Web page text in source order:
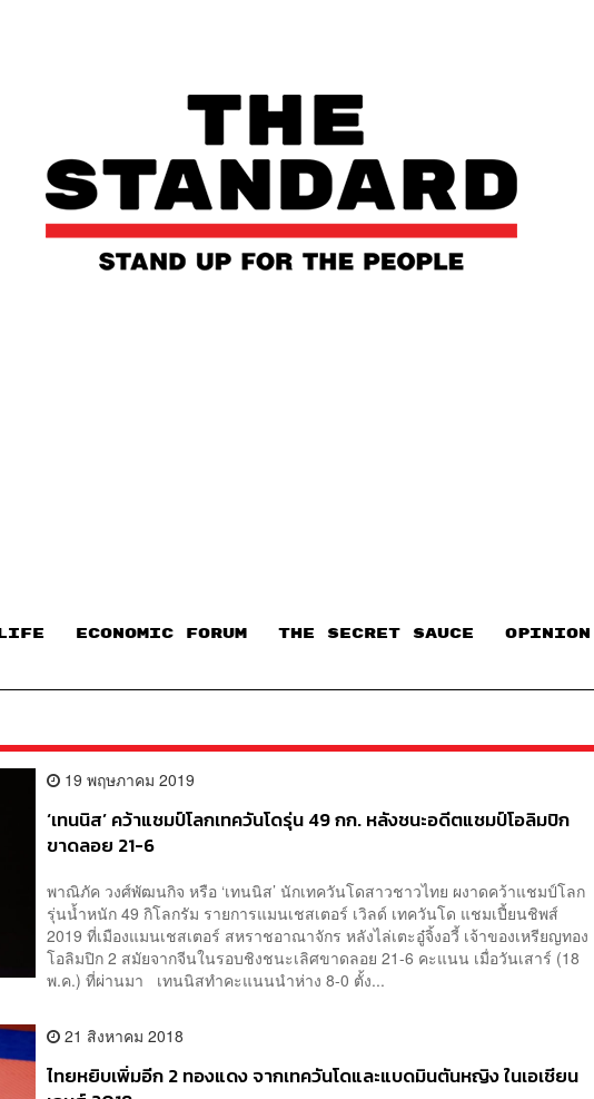
LIFE ECONOMIC FORUM THE SECRET SAUCE​ OPINION
19 พฤษภาคม 2019
‘เทนนิส’ คว้าแชมป์โลกเทควันโดรุ่น 49 กก. หลังชนะอดีตแชมป์โอลิมปิก
ขาดลอย 21-6
พาณิภัค วงศ์พัฒนกิจ หรือ ‘เทนนิส’ นักเทควันโดสาวชาวไทย ผงาดคว้าแชมป์โลก
รุ่นน้ำหนัก 49 กิโลกรัม รายการแมนเชสเตอร์ เวิลด์ เทควันโด แชมเปี้ยนชิพส์
2019 ที่เมืองแมนเชสเตอร์ สหราชอาณาจักร หลังไล่เตะอู๋จิ้งอวี้ เจ้าของเหรียญทอง
โอลิมปิก 2 สมัยจากจีนในรอบชิงชนะเลิศขาดลอย 21-6 คะแนน เมื่อวันเสาร์ (18
พ.ค.) ที่ผ่านมา เทนนิสทำคะแนนนำห่าง 8-0 ตั้ง...
21 สิงหาคม 2018
ไทยหยิบเพิ่มอีก 2 ทองแดง จากเทควันโดและแบดมินตันหญิง ในเอเชียน